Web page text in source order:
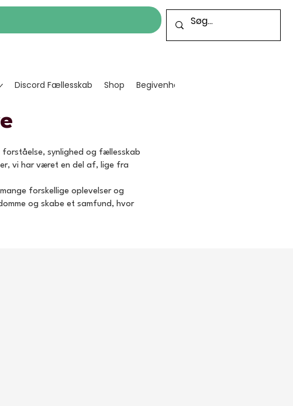
Discord Fællesskab Shop Begivenheder
synlighed og fællesskab
vi har været en del af, lige fra
forskellige oplevelser og
og skabe et samfund, hvor